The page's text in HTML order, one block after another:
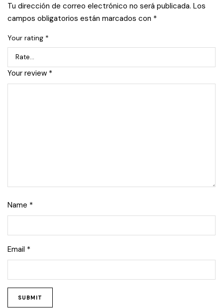
Tu dirección de correo electrónico no será publicada. Los
campos obligatorios están marcados con *
Your rating *
Your review *
Name *
Email *